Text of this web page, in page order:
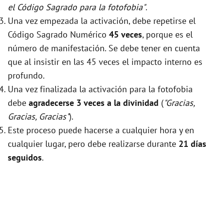
el Código Sagrado para la fotofobia".
Una vez empezada la activación, debe repetirse el
Código Sagrado Numérico 45 veces, porque es el
número de manifestación. Se debe tener en cuenta
que al insistir en las 45 veces el impacto interno es
profundo.
Una vez finalizada la activación para la fotofobia
debe agradecerse 3 veces a la divinidad ("Gracias,
Gracias, Gracias").
Este proceso puede hacerse a cualquier hora y en
cualquier lugar, pero debe realizarse durante 21 días
seguidos.